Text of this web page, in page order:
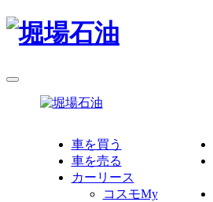
車を買う
車を売る
カーリース
コスモMy